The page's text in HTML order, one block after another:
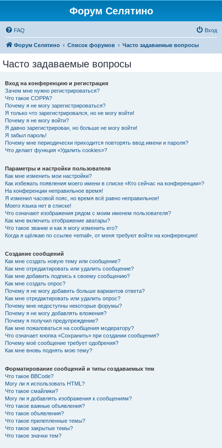
Форум Селятино
FAQ Вход
Форум Селятино Список форумов Часто задаваемые вопросы
Часто задаваемые вопросы
Вход на конференцию и регистрация
Зачем мне нужно регистрироваться?
Что такое COPPA?
Почему я не могу зарегистрироваться?
Я только что зарегистрировался, но не могу войти!
Почему я не могу войти?
Я давно зарегистрирован, но больше не могу войти!
Я забыл пароль!
Почему мне периодически приходится повторять ввод имени и пароля?
Что делает функция «Удалить cookies»?
Параметры и настройки пользователя
Как мне изменить мои настройки?
Как избежать появления моего имени в списке «Кто сейчас на конференции»?
На конференции неправильное время!
Я изменил часовой пояс, но время всё равно неправильное!
Моего языка нет в списке!
Что означают изображения рядом с моим именем пользователя?
Как мне включить отображение аватары?
Что такое звание и как я могу изменить его?
Когда я щёлкаю по ссылке «email», от меня требуют войти на конференцию!
Создание сообщений
Как мне создать новую тему или сообщение?
Как мне отредактировать или удалить сообщение?
Как мне добавить подпись к своему сообщению?
Как мне создать опрос?
Почему я не могу добавить больше вариантов ответа?
Как мне отредактировать или удалить опрос?
Почему мне недоступны некоторые форумы?
Почему я не могу добавлять вложения?
Почему я получил предупреждение?
Как мне пожаловаться на сообщения модератору?
Что означает кнопка «Сохранить» при создании сообщения?
Почему моё сообщение требует одобрения?
Как мне вновь поднять мою тему?
Форматирование сообщений и типы создаваемых тем
Что такое BBCode?
Могу ли я использовать HTML?
Что такое смайлики?
Могу ли я добавлять изображения к сообщениям?
Что такое важные объявления?
Что такое объявления?
Что такое прилепленные темы?
Что такое закрытые темы?
Что такое значки тем?